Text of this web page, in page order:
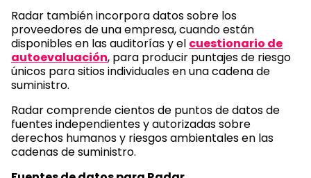
Radar también incorpora datos sobre los
proveedores de una empresa, cuando están
disponibles en las auditorías y el cuestionario de
autoevaluación, para producir puntajes de riesgo
únicos para sitios individuales en una cadena de
suministro.
Radar comprende cientos de puntos de datos de
fuentes independientes y autorizadas sobre
derechos humanos y riesgos ambientales en las
cadenas de suministro.